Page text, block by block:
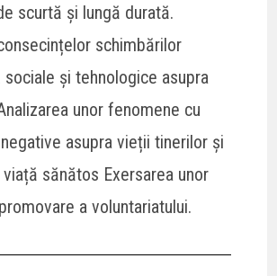
scurtă și lungă durată.
schimbărilor
sociale și tehnologice asupra
unor fenomene cu
asupra vieții tinerilor și
sănătos Exersarea unor
a voluntariatului.